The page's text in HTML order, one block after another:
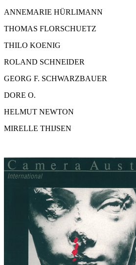
ANNEMARIE HÜRLIMANN
THOMAS FLORSCHUETZ
THILO KOENIG
ROLAND SCHNEIDER
GEORG F. SCHWARZBAUER
DORE O.
HELMUT NEWTON
MIRELLE THIJSEN